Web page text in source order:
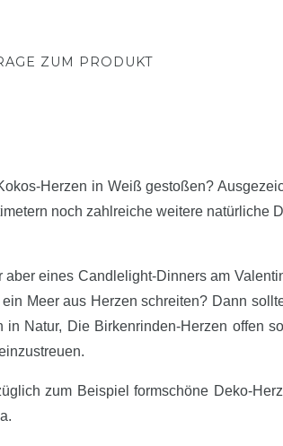
ZUM PRODUKT
Herzen in Weiß gestoßen?
noch zahlreiche weitere natürliche
eines Candlelight-Dinners am
Meer aus Herzen schreiten? Dann
Natur, Die Birkenrinden-Herzen offen
zum Beispiel formschöne Deko-